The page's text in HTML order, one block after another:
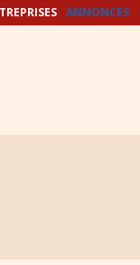
ANNONCES